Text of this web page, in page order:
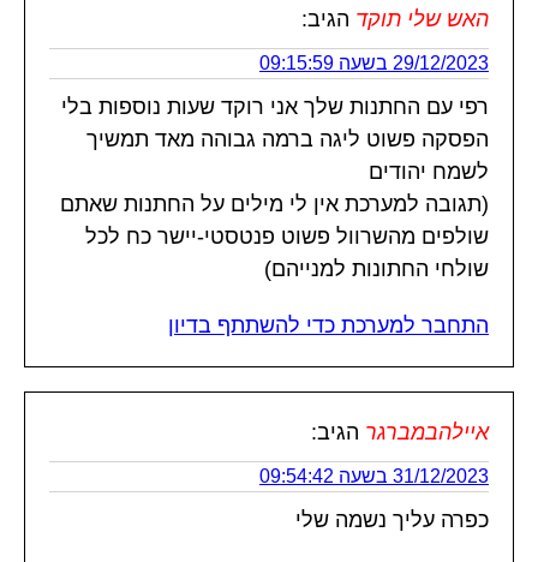
האש שלי תוקד הגיב:
29/12/2023 בשעה 09:15:59
רפי עם החתנות שלך אני רוקד שעות נוספות בלי
הפסקה פשוט ליגה ברמה גבוהה מאד תמשיך
לשמח יהודים
(תגובה למערכת אין לי מילים על החתנות שאתם
שולפים מהשרוול פשוט פנטסטי-יישר כח לכל
שולחי החתונות למנייהם)
התחבר למערכת כדי להשתתף בדיון
איילהבמברגר הגיב:
31/12/2023 בשעה 09:54:42
כפרה עליך נשמה שלי